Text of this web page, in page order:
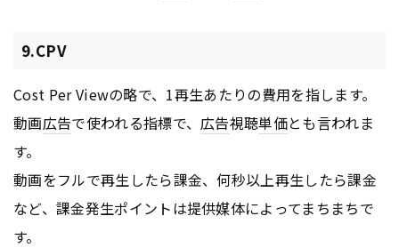
9.CPV
Cost Per Viewの略で、1再生あたりの費用を指します。
動画広告で使われる指標で、広告視聴単価とも言われま
す。
動画をフルで再生したら課金、何秒以上再生したら課金
など、課金発生ポイントは提供媒体によってまちまちで
す。